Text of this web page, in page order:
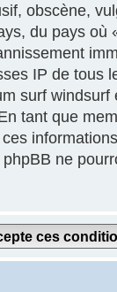
obscène,
du pays
IP de
surf
tant que
ne